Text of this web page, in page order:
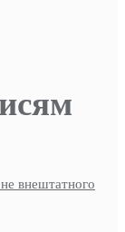
внештатного